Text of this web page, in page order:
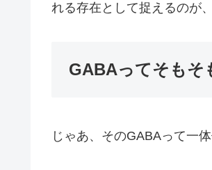
れる存在として捉えるのが
GABAってそもそ
じゃあ、そのGABAって一